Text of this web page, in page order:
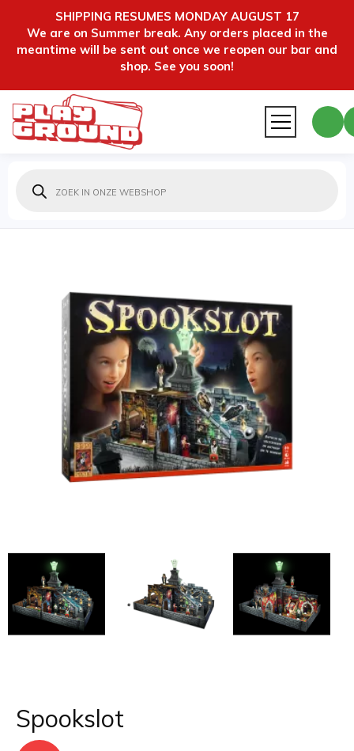
SHIPPING RESUMES MONDAY AUGUST 17
We are on Summer break. Any orders placed in the
meantime will be sent out once we reopen our bar and
shop. See you soon!
zoeken
Spookslot